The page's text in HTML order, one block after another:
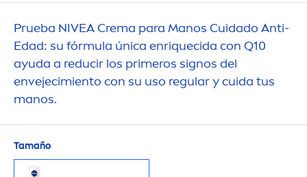
Prueba NIVEA Crema para Manos Cuidado Anti-
Edad: su fórmula única enriquecida con Q10
ayuda a reducir los primeros signos del
envejecimiento con su uso regular y cuida tus
manos.
Tamaño